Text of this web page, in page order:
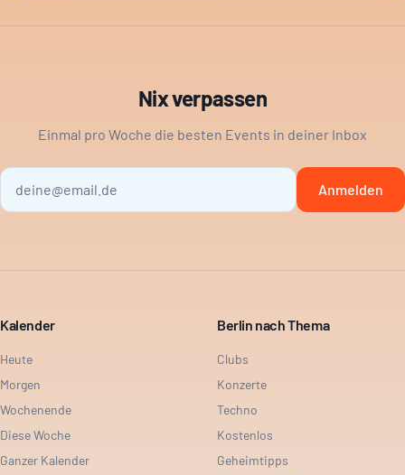
Nix verpassen
Einmal pro Woche die besten Events in deiner Inbox
Anmelden
Kalender
Heute
Morgen
Wochenende
Diese Woche
Ganzer Kalender
Berlin nach Thema
Clubs
Konzerte
Techno
Kostenlos
Geheimtipps